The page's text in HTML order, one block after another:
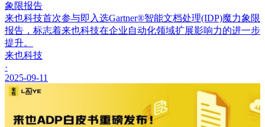
象限报告
来也科技首次参与即入选Gartner®智能文档处理(IDP)魔力象限
报告，标志着来也科技在企业自动化领域扩展影响力的进一步
提升。
来也科技
·
2025-09-11